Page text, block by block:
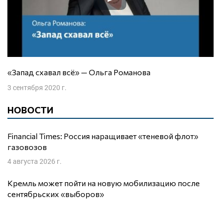
«Запад схавал всё» — Ольга Романова
3 сентября 2020 г.
НОВОСТИ
Financial Times: Россия наращивает «теневой флот»
газовозов
4 августа 2026 г.
Кремль может пойти на новую мобилизацию после
сентябрьских «выборов»